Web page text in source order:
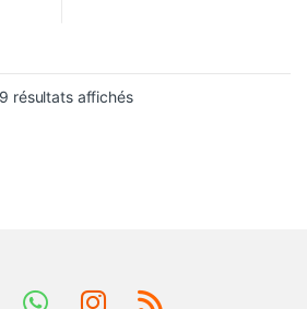
variations. Les options peuvent être
résultats affichés